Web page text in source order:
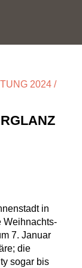
2024 /
in
Weihnachts-
7. Januar
die
sogar bis